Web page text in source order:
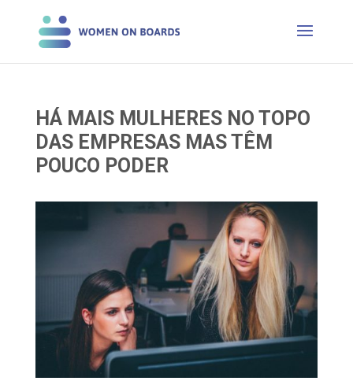
HÁ MAIS MULHERES NO TOPO
DAS EMPRESAS MAS TÊM
POUCO PODER